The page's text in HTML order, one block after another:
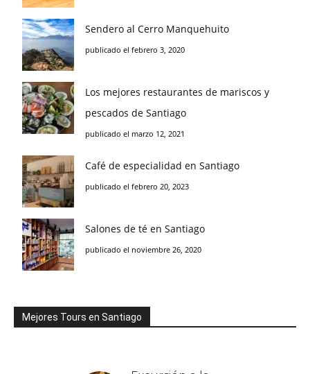
Sendero al Cerro Manquehuito
publicado el febrero 3, 2020
Los mejores restaurantes de mariscos y
pescados de Santiago
publicado el marzo 12, 2021
Café de especialidad en Santiago
publicado el febrero 20, 2023
Salones de té en Santiago
publicado el noviembre 26, 2020
Mejores Tours en Santiago